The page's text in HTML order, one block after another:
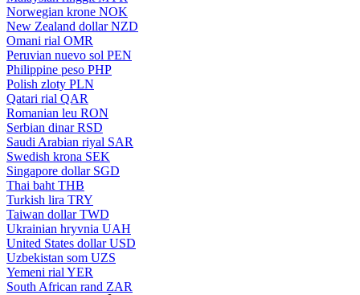
Norwegian krone NOK
New Zealand dollar NZD
Omani rial OMR
Peruvian nuevo sol PEN
Philippine peso PHP
Polish zloty PLN
Qatari rial QAR
Romanian leu RON
Serbian dinar RSD
Saudi Arabian riyal SAR
Swedish krona SEK
Singapore dollar SGD
Thai baht THB
Turkish lira TRY
Taiwan dollar TWD
Ukrainian hryvnia UAH
United States dollar USD
Uzbekistan som UZS
Yemeni rial YER
South African rand ZAR